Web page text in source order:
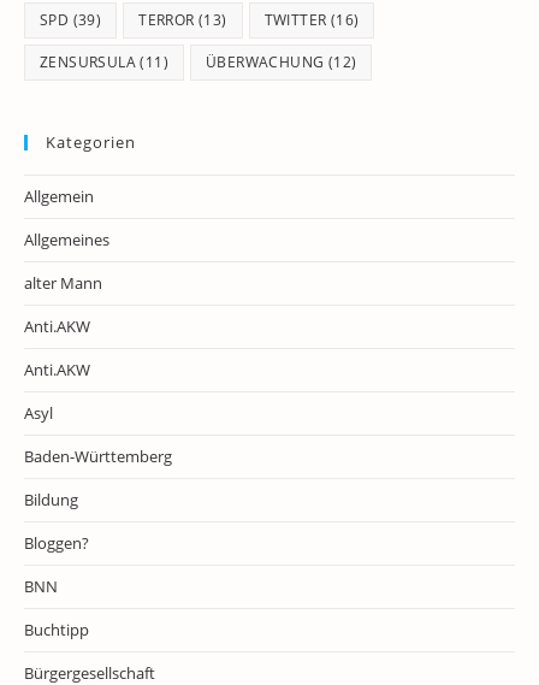
SPD (39) TERROR (13) TWITTER (16)
ZENSURSULA(11) ÜBERWACHUNG (12)
Kategorien
Allgemein
Allgemeines
alter Mann
Anti.AKW
Anti.AKW
Asyl
Baden-Württemberg
Bildung
Bloggen?
BNN
Buchtipp
Bürgergesellschaft